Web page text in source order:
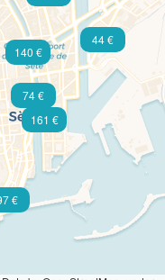
€
140 €
161 €
74 €
44 €